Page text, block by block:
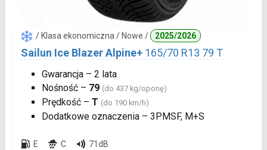
/ Klasa ekonomiczna / Nowe / 2025/2026
Sailun Ice Blazer Alpine+ 165/70 R13 79 T
Gwarancja – 2 lata
Nośność – 79 (do 437 kg/oponę)
Prędkość – T (do 190 km/h)
Dodatkowe oznaczenia – 3PMSF, M+S
E C 71dB